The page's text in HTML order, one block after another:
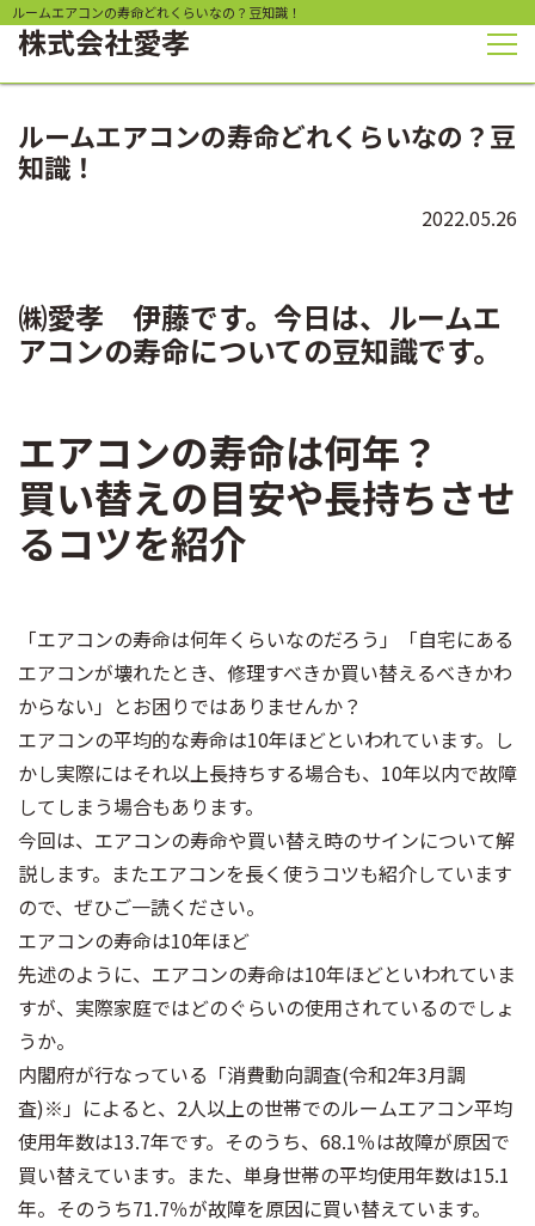
ルームエアコンの寿命どれくらいなの？豆知識！
株式会社愛孝
ルームエアコンの寿命どれくらいなの？豆
知識！
2022.05.26
㈱愛孝 伊藤です。今日は、ルームエ
アコンの寿命についての豆知識です。
エアコンの寿命は何年？
買い替えの目安や長持ちさせ
るコツを紹介
「エアコンの寿命は何年くらいなのだろう」「自宅にある
エアコンが壊れたとき、修理すべきか買い替えるべきかわ
からない」とお困りではありませんか？
エアコンの平均的な寿命は10年ほどといわれています。し
かし実際にはそれ以上長持ちする場合も、10年以内で故障
してしまう場合もあります。
今回は、エアコンの寿命や買い替え時のサインについて解
説します。またエアコンを長く使うコツも紹介しています
ので、ぜひご一読ください。
エアコンの寿命は10年ほど
先述のように、エアコンの寿命は10年ほどといわれていま
すが、実際家庭ではどのぐらいの使用されているのでしょ
うか。
内閣府が行なっている「消費動向調査(令和2年3月調
査)※」によると、2人以上の世帯でのルームエアコン平均
使用年数は13.7年です。そのうち、68.1％は故障が原因で
買い替えています。また、単身世帯の平均使用年数は15.1
年。そのうち71.7％が故障を原因に買い替えています。